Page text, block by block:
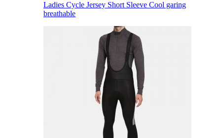
Ladies Cycle Jersey Short Sleeve Cool garing
breathable